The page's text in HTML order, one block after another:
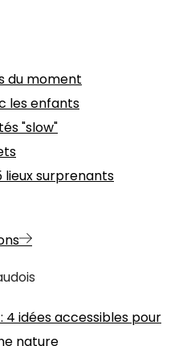
du moment
les enfants
"slow"
lieux surprenants
: 4 idées accessibles pour
nature